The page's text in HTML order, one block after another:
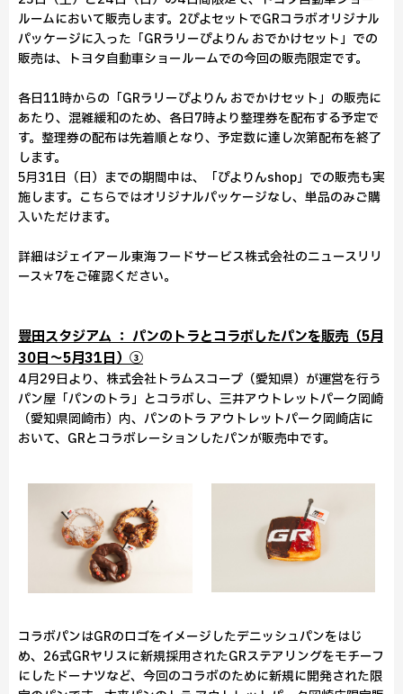
ルームにおいて販売します。2ぴよセットでGRコラボオリジナル
パッケージに入った「GRラリーぴよりん おでかけセット」での
販売は、トヨタ自動車ショールームでの今回の販売限定です。
各日11時からの「GRラリーぴよりん おでかけセット」の販売に
あたり、混雑緩和のため、各日7時より整理券を配布する予定で
す。整理券の配布は先着順となり、予定数に達し次第配布を終了
します。
5月31日（日）までの期間中は、「ぴよりんshop」での販売も実
施します。こちらではオリジナルパッケージなし、単品のみご購
入いただけます。
詳細はジェイアール東海フードサービス株式会社のニュースリリ
ース＊7をご確認ください。
豊田スタジアム ： パンのトラとコラボしたパンを販売（5月
30日～5月31日）③
4月29日より、株式会社トラムスコープ（愛知県）が運営を行う
パン屋「パンのトラ」とコラボし、三井アウトレットパーク岡崎
（愛知県岡崎市）内、パンのトラ アウトレットパーク岡崎店に
おいて、GRとコラボレーションしたパンが販売中です。
コラボパンはGRのロゴをイメージしたデニッシュパンをはじ
め、26式GRヤリスに新規採用されたGRステアリングをモチーフ
にしたドーナツなど、今回のコラボのために新規に開発された限